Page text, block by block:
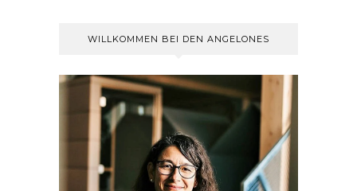
WILLKOMMEN BEI DEN ANGELONES